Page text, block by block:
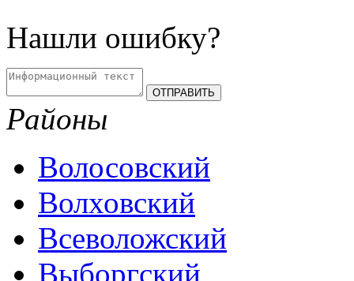
Нашли ошибку?
Районы
Волосовский
Волховский
Всеволожский
Выборгский